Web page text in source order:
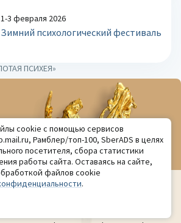
1-3 февраля 2026
Зимний психологический фестиваль
ПСИХЕЯ»
cookie с помощью сервисов
Рамблер/топ-100, SberADS в целях
посетителя, сбора статистики
работы сайта. Оставаясь на сайте,
файлов cookie
.